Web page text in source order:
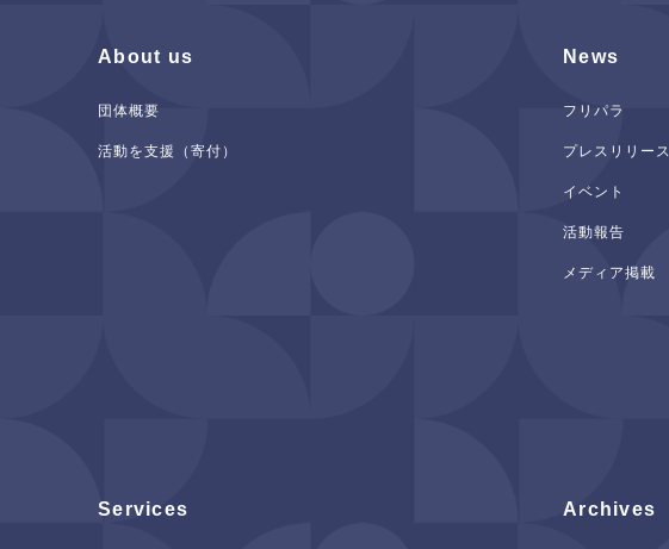
About us
団体概要
活動を支援（寄付）
News
フリパラ
プレスリリース
イベント
活動報告
メディア掲載
Services Archives